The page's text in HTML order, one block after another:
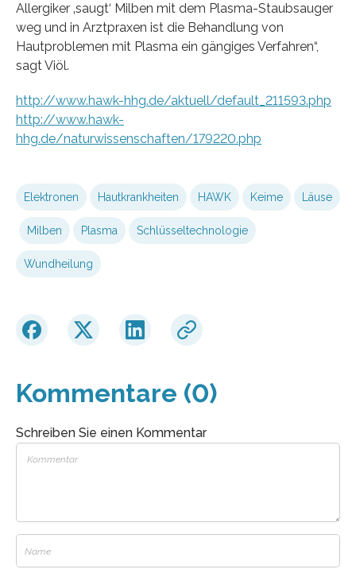
Allergiker ‚saugt‘ Milben mit dem Plasma-Staubsauger
weg und in Arztpraxen ist die Behandlung von
Hautproblemen mit Plasma ein gängiges Verfahren“,
sagt Viöl.
http://www.hawk-hhg.de/aktuell/default_211593.php
http://www.hawk-
hhg.de/naturwissenschaften/179220.php
Elektronen Hautkrankheiten HAWK Keime Läuse
Milben Plasma Schlüsseltechnologie
Wundheilung
Kommentare (0)
Schreiben Sie einen Kommentar